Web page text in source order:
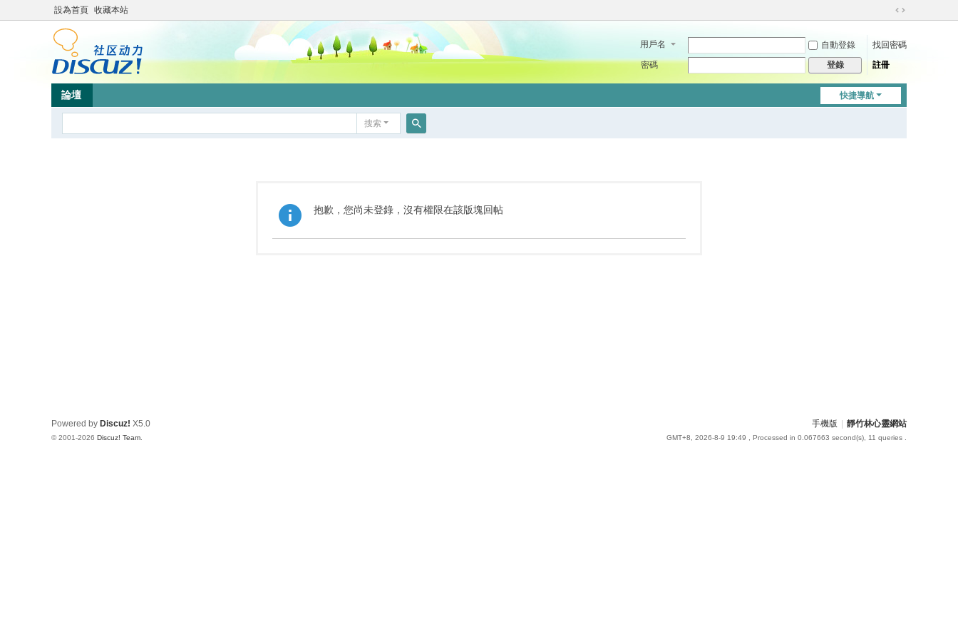
設為首頁 收藏本站
切
到
用戶名 自動登錄
找回密碼
密碼
登錄 註冊
快捷導航
論壇
搜索
抱歉，您尚未登錄，沒有權限在該版塊回帖
手機版 靜竹林心靈網站
GMT+8, 2026-8-9 19:49 , Processed in 0.067663 second(s), 11 queries .
Powered by Discuz! X5.0
© 2001-2026 Discuz! Team